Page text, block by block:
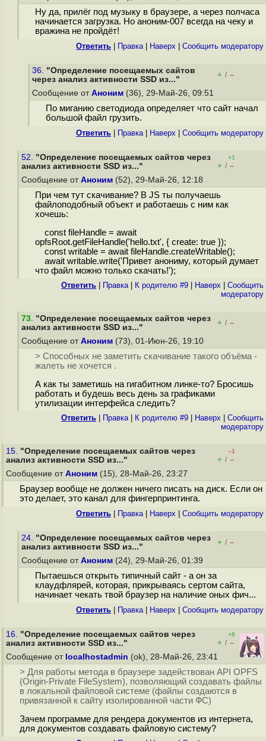
Ну да, прилёг под музыку в браузере, а через полчаса
начинается загрузка. Но аноним-007 всегда на чеку и
вражина не пройдёт!
Ответить Правка| Наверх Cообщить модератору
36. "Определение посещаемых сайтов
через анализ активности SSD из..."
+ / –
Сообщение от Аноним (36), 29-Май-26, 09:51
По миганию светодиода определяет что сайт начал
большой файл грузить.
Ответить Правка| Наверх Cообщить модератору
52. "Определение посещаемых сайтов через
анализ активности SSD из..."
+1
+ / –
Сообщение от Аноним (52), 29-Май-26, 12:18
При чем тут скачивание? В JS ты получаешь
файлоподобный объект и работаешь с ним как
хочешь:
const fileHandle = await
opfsRoot.getFileHandle('hello.txt', { create: true });
const writable = await fileHandle.createWritable();
await writable.write('Привет анониму, который думает
что файл можно только скачать!');
Ответить Правка| К родителю #9 Наверх
Cообщить
модератору
73. "Определение посещаемых сайтов через
анализ активности SSD из..."
+ / –
Сообщение от Аноним (73), 01-Июн-26, 19:10
> Способных не заметить скачивание такого объёма -
жалеть не хочется .
А как ты заметишь на гигабитном линке-то? Бросишь
работать и будешь весь день за графиками
утилизации интерфейса следить?
Ответить Правка| К родителю #9 Наверх
Cообщить
модератору
15. "Определение посещаемых сайтов через
анализ активности SSD из..."
–1
+ / –
Сообщение от Аноним (15), 28-Май-26, 23:27
Браузер вообще не должен ничего писать на диск. Если он
это делает, это канал для фингерпринтинга.
Ответить Правка| Наверх Cообщить модератору
24. "Определение посещаемых сайтов через
анализ активности SSD из..."
+ / –
Сообщение от Аноним (24), 29-Май-26, 01:39
Пытаешься открыть типичный сайт - а он за
клаудфлярей, которая, прикрываясь сертом сайта,
начинает чекать твой браузер на наличие оных фич...
Ответить Правка| Наверх Cообщить модератору
16. "Определение посещаемых сайтов через
анализ активности SSD из..."
+8
+ / –
Сообщение от localhostadmin (ok), 28-Май-26, 23:41
> Для работы метода в браузере задействован API OPFS
(Origin-Private FileSystem), позволяющий создавать файлы
в локальной файловой системе (файлы создаются в
привязанной к сайту изолированной части ФС)
Зачем программе для рендера документов из интернета,
для документов создавать файловую систему?